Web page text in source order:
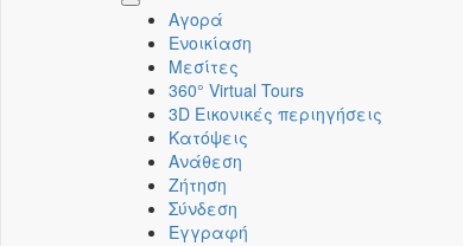
Toggle
navigation
Αγορά
Ενοικίαση
Μεσίτες
360° Virtual Tours
3D Εικονικές περιηγήσεις
Κατόψεις
Ανάθεση
Ζήτηση
Σύνδεση
Εγγραφή